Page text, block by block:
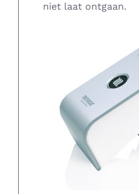
Winkelwagen
Contactformulier
Zirbeldrüse detox
niet laat ontgaan.